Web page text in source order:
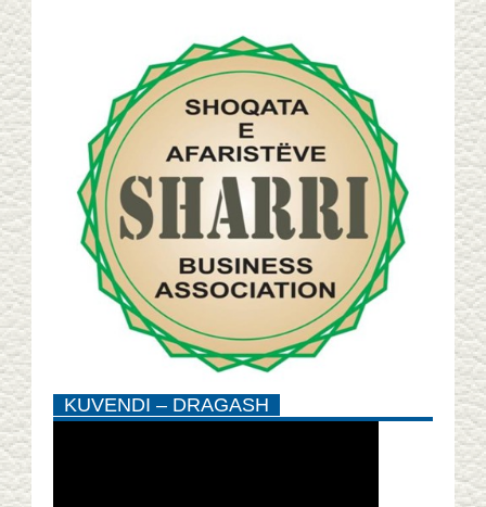
KUVENDI – DRAGASH